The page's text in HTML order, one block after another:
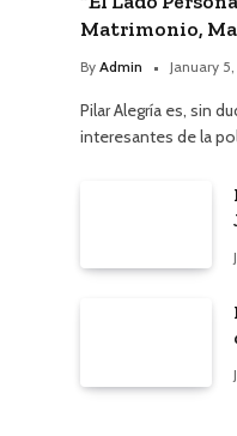
Matrimonio,
Política”
By Admin January
Pilar Alegría es, sin
interesantes de la